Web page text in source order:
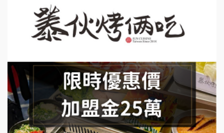
上宇林加盟說明會
莫尼早餐Morni加盟說明會
手作功夫茶加盟說明會
SHARE TEA歇腳亭加盟說明會
潮味決-湯滷專門店加盟說明會